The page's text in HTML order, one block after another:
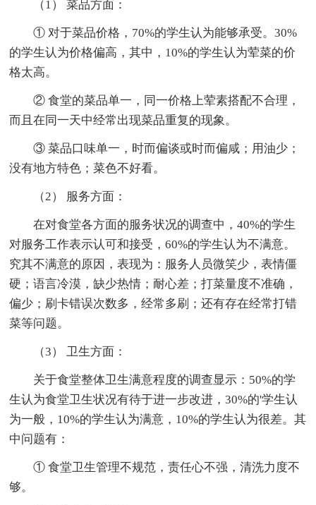
（1） 菜品方面：
① 对于菜品价格，70%的学生认为能够承受。30%
的学生认为价格偏高，其中，10%的学生认为荤菜的价
格太高。
② 食堂的菜品单一，同一价格上荤素搭配不合理，
而且在同一天中经常出现菜品重复的现象。
③ 菜品口味单一，时而偏谈或时而偏咸；用油少；
没有地方特色；菜色不好看。
（2） 服务方面：
在对食堂各方面的服务状况的调查中，40%的学生
对服务工作表示认可和接受，60%的学生认为不满意。
究其不满意的原因，表现为：服务人员微笑少，表情僵
硬；语言冷漠，缺少热情；耐心差；打菜量度不准确，
偏少；刷卡错误次数多，经常多刷；还有存在经常打错
菜等问题。
（3） 卫生方面：
关于食堂整体卫生满意程度的调查显示：50%的学
生认为食堂卫生状况有待于进一步改进，30%的'学生认
为一般，10%的学生认为满意，10%的学生认为很差。其
中问题有：
① 食堂卫生管理不规范，责任心不强，清洗力度不
够。